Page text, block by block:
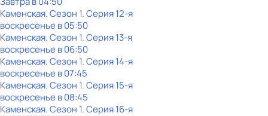
Каменская. Сезон 1. Серия 12-я
воскресенье в05:50
Каменская. Сезон 1. Серия 13-я
воскресенье в06:50
Каменская. Сезон 1. Серия 14-я
воскресенье в07:45
Каменская. Сезон 1. Серия 15-я
воскресенье в08:45
Каменская. Сезон 1. Серия 16-я